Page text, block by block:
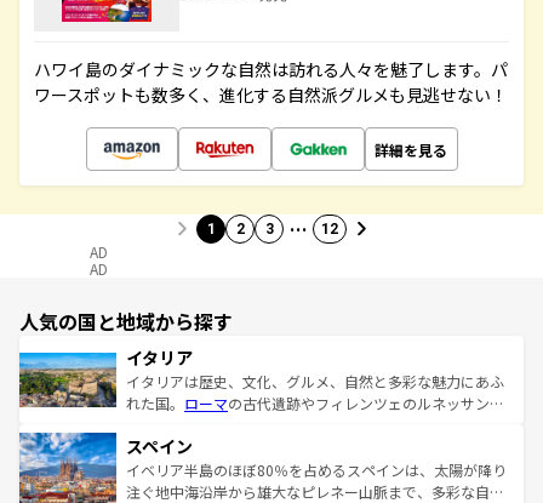
ハワイ島のダイナミックな自然は訪れる人々を魅了します。パ
ワースポットも数多く、進化する自然派グルメも見逃せない！
詳細を見る
1 2 3 … 12
AD
AD
人気の国と地域から探す
イタリア
イタリアは歴史、文化、グルメ、自然と多彩な魅力にあふ
れた国。 ローマの古代遺跡やフィレンツェのルネッサンス
ろん、トスカーナの美しい田園風景やアマルフィ海岸の絶
景など、自然景観も見逃せない。観光の合間には、本場の
ピザやパスタなど、絶品のイタリア料理を堪能することも
スペイン
イベリア半島のほぼ80％を占めるスペインは、太陽が降り
注ぐ地中海沿岸から雄大なピレネー山脈まで、多彩な自然